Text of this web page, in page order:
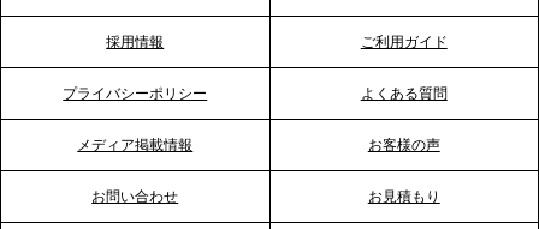
2026.1.23
RKB毎日放送「RKB NEWS」で、2ndTable「恵方
巻きケータリング」が紹介されました
2026.1.20
る？「恵方巻きケータリング」で、社内コミュニケ
採用情報 ご利用ガイド
プライバシーポリシー よくある質問
メディア掲載情報 お客様の声
お問い合わせ お見積もり